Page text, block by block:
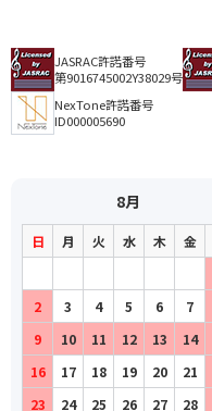
JASRAC許諾番号
第9016745002Y38029号
NexTone許諾番号
ID000005690
8月
日 月 火 水 木 金
2
3 4 5 6 7
9
10 11 12 13 14
16
17 18 19 20 21
23
24 25 26 27 28